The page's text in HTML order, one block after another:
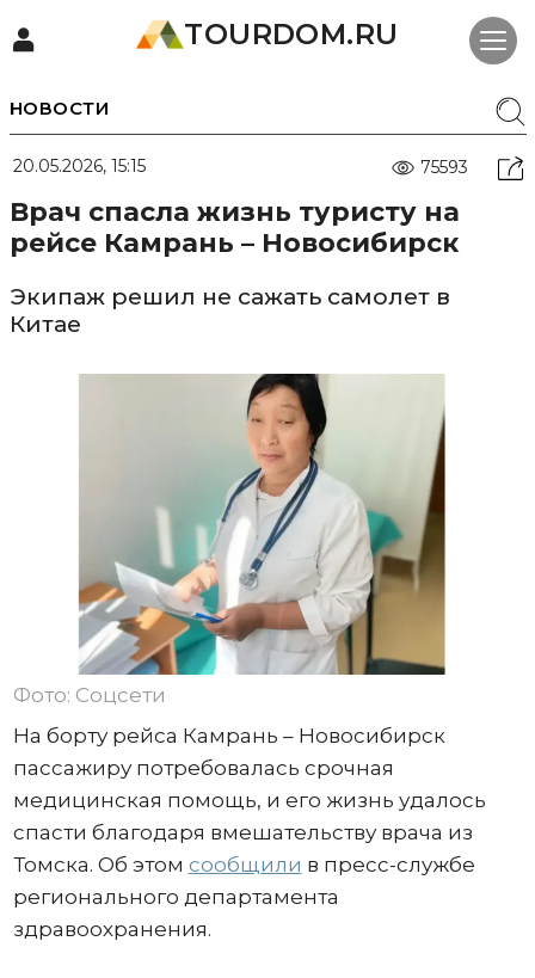
TOURDOM.RU
НОВОСТИ
20.05.2026, 15:15 75593
Врач спасла жизнь туристу на
рейсе Камрань – Новосибирск
Экипаж решил не сажать самолет в
Китае
Фото: Соцсети
На борту рейса Камрань – Новосибирск
пассажиру потребовалась срочная
медицинская помощь, и его жизнь удалось
спасти благодаря вмешательству врача из
Томска. Об этом сообщили в пресс-службе
регионального департамента
здравоохранения.